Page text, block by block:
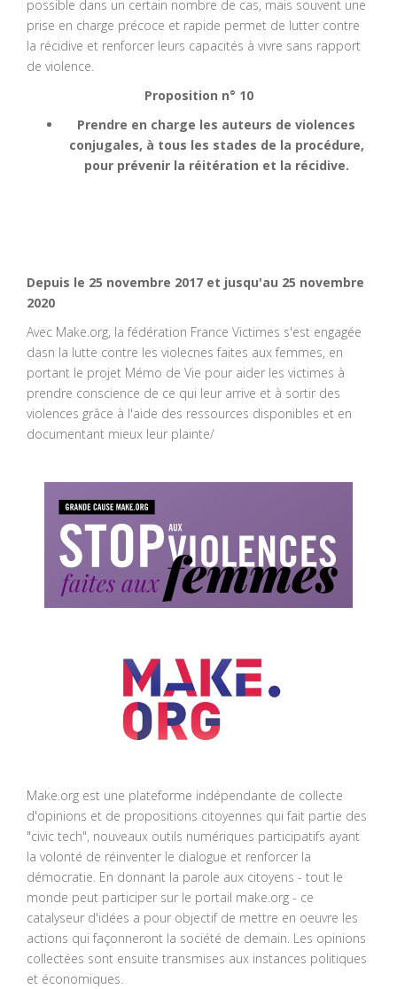
possible dans un certain nombre de cas, mais souvent une
prise en charge précoce et rapide permet de lutter contre
la récidive et renforcer leurs capacités à vivre sans rapport
de violence.
Proposition n° 10
Prendre en charge les auteurs de violences
conjugales, à tous les stades de la procédure,
pour prévenir la réitération et la récidive.
Depuis le 25 novembre 2017 et jusqu'au 25 novembre
2020
Avec Make.org, la fédération France Victimes s'est engagée
dasn la lutte contre les violecnes faites aux femmes, en
portant le projet Mémo de Vie pour aider les victimes à
prendre conscience de ce qui leur arrive et à sortir des
violences grâce à l'aide des ressources disponibles et en
documentant mieux leur plainte/
Make.org est une plateforme indépendante de collecte
d'opinions et de propositions citoyennes qui fait partie des
"civic tech", nouveaux outils numériques participatifs ayant
la volonté de réinventer le dialogue et renforcer la
démocratie. En donnant la parole aux citoyens - tout le
monde peut participer sur le portail make.org - ce
catalyseur d'idées a pour objectif de mettre en oeuvre les
actions qui façonneront la société de demain. Les opinions
collectées sont ensuite transmises aux instances politiques
et économiques.